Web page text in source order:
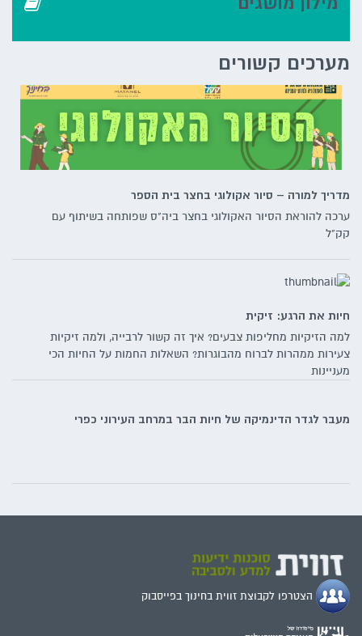
מערכים קשורים
מדריך למורה – סיור אקולוגי בחצר בית הספר
ערכה להוראת הסיור האקולוגי בחצר ביה"ס שפותחה בשיתוף עם
קק"ל
חיות את הרגע: זיקית
למה הזיקיות מחליפות צבעים? איך זה קשור לרבייה, ולמה זיקיות
צעירות ממהרות לברוח מהבוגרות? השאלות החמות על החיות הכי
מעניינות
מעבר לגדר הדינמיקה של חיות הבר במרחב העירוני כפרי
הצטרפו לקבוצת זווית בחינוך בפייסבוק